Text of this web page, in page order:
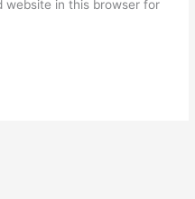
website in this browser for